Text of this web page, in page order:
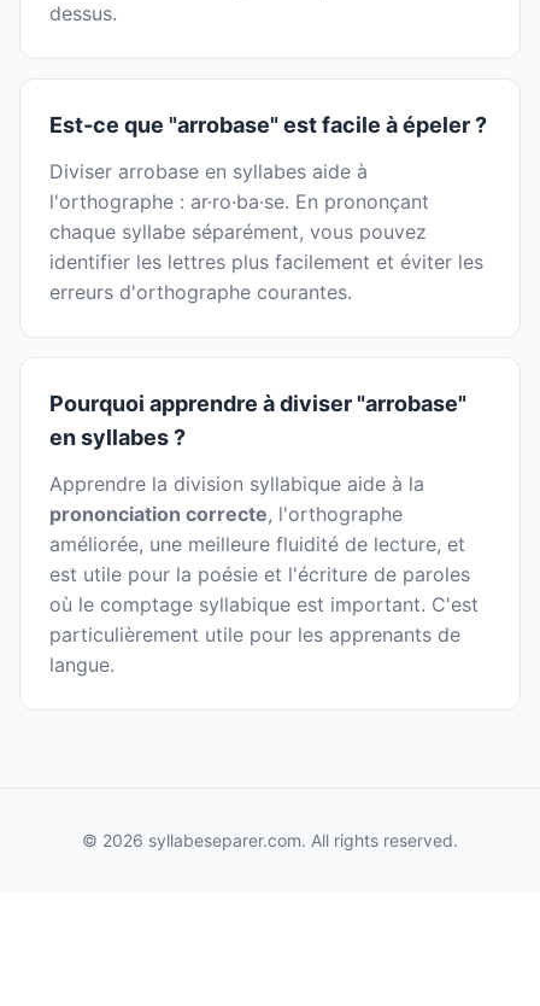
dessus.
Est-ce que "arrobase" est facile à épeler ?
Diviser arrobase en syllabes aide à
l'orthographe : ar·ro·ba·se. En prononçant
chaque syllabe séparément, vous pouvez
identifier les lettres plus facilement et éviter les
erreurs d'orthographe courantes.
Pourquoi apprendre à diviser "arrobase"
en syllabes ?
Apprendre la division syllabique aide à la
prononciation correcte, l'orthographe
améliorée, une meilleure fluidité de lecture, et
est utile pour la poésie et l'écriture de paroles
où le comptage syllabique est important. C'est
particulièrement utile pour les apprenants de
langue.
© 2026 syllabeseparer.com. All rights reserved.